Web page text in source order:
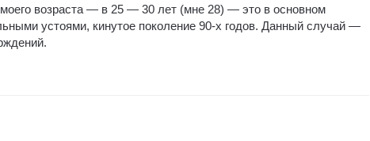
возраста — в 25 — 30 лет (мне 28) — это в основном
устоями, кинутое поколение 90-х годов. Данный случай —